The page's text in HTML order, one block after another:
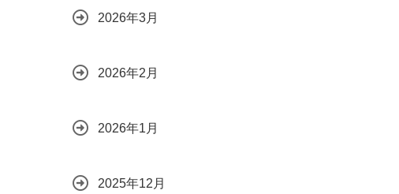
2026年3月
2026年2月
2026年1月
2025年12月